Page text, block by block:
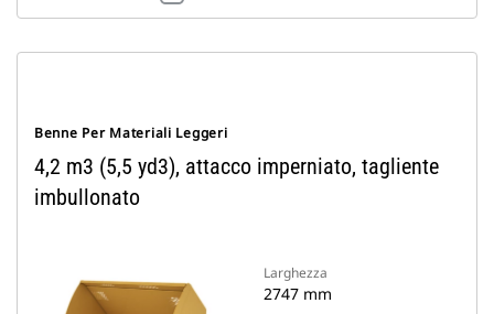
Benne Per Materiali Leggeri
4,2 m3 (5,5 yd3), attacco imperniato, tagliente
imbullonato
Larghezza
2747 mm